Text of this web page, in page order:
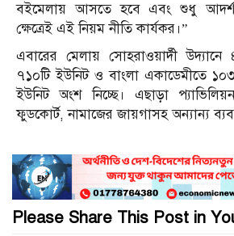
বইমেলায় আসতে হবে এবং শুধু আদর্শ
ক্ষেত্রেই এই নিয়ম নীতি কার্যকর।”
এবারের মেলায় সোহরাওয়ার্দী উদ্যানে
৭১০টি ইউনিট ও বাংলা একাডেমীতে
ইউনিট অংশ নিচ্ছে। এছাড়া
ফুডকোর্ট, নামাজের জায়গাসহ অন্যান্য
Please Share This Post in